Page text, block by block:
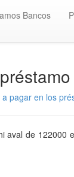
Bancos
pagar en los
aval de 122000